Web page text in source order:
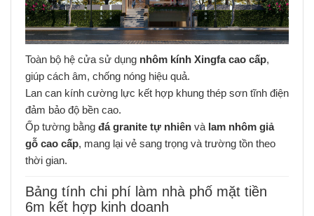
Toàn bộ hệ cửa sử dụng nhôm kính Xingfa cao cấp,
giúp cách âm, chống nóng hiệu quả.
Lan can kính cường lực kết hợp khung thép sơn tĩnh điện
đảm bảo độ bền cao.
Ốp tường bằng đá granite tự nhiên và lam nhôm giả
gỗ cao cấp, mang lại vẻ sang trọng và trường tồn theo
thời gian.
Bảng tính chi phí làm nhà phố mặt tiền
6m kết hợp kinh doanh